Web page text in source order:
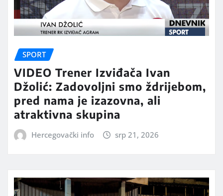
SPORT
VIDEO Trener Izviđača Ivan
Džolić: Zadovoljni smo ždrijebom,
pred nama je izazovna, ali
atraktivna skupina
Hercegovački info srp 21, 2026